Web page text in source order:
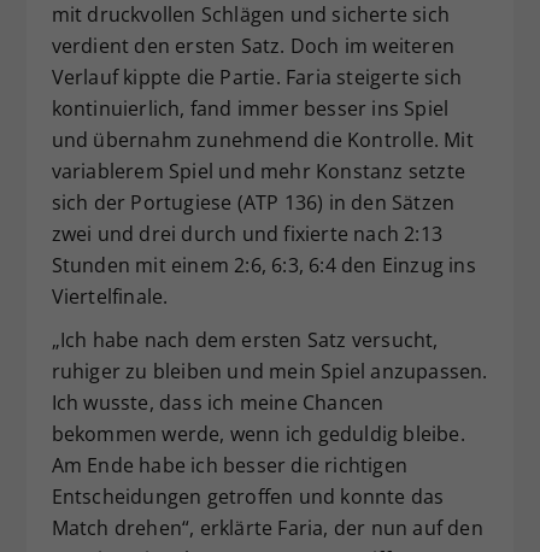
mit druckvollen Schlägen und sicherte sich
verdient den ersten Satz. Doch im weiteren
Verlauf kippte die Partie. Faria steigerte sich
kontinuierlich, fand immer besser ins Spiel
und übernahm zunehmend die Kontrolle. Mit
variablerem Spiel und mehr Konstanz setzte
sich der Portugiese (ATP 136) in den Sätzen
zwei und drei durch und fixierte nach 2:13
Stunden mit einem 2:6, 6:3, 6:4 den Einzug ins
Viertelfinale.
„Ich habe nach dem ersten Satz versucht,
ruhiger zu bleiben und mein Spiel anzupassen.
Ich wusste, dass ich meine Chancen
bekommen werde, wenn ich geduldig bleibe.
Am Ende habe ich besser die richtigen
Entscheidungen getroffen und konnte das
Match drehen“, erklärte Faria, der nun auf den